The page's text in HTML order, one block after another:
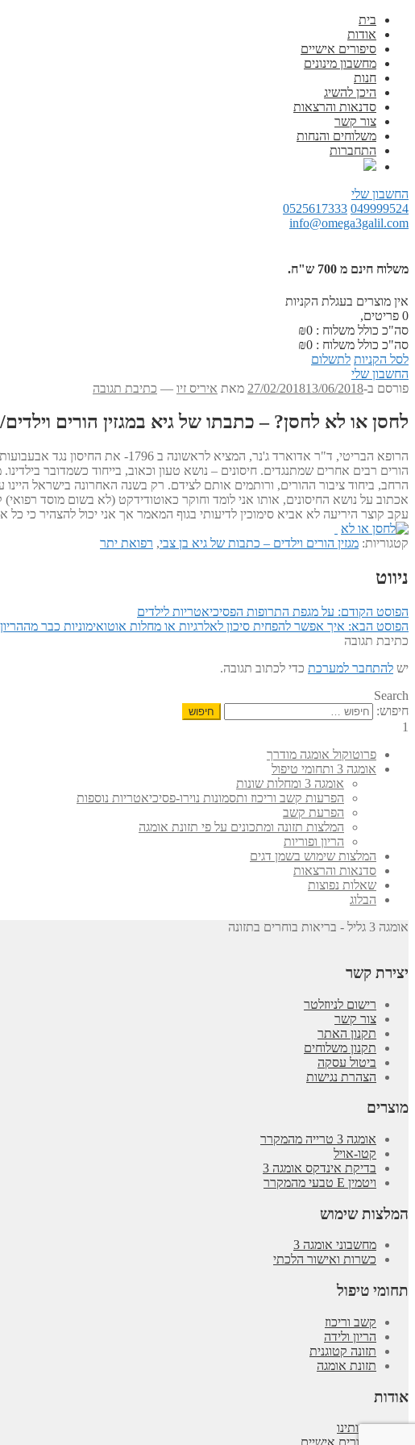
בית
אודות
סיפורים אישיים
מחשבון מינונים
חנות
היכן להשיג
סדנאות והרצאות
צור קשר
משלוחים והנחות
התחברות
החשבון שלי
049999524
0525617333
info@omega3galil.com
משלוח חינם מ 700 ש"ח.
אין מוצרים בעגלת הקניות
0 פריטים,
סה"כ כולל משלוח :
₪0
סה"כ כולל משלוח :
₪0
לסל הקניות לתשלום
החשבון שלי
פורסם ב-
27/02/201813/06/2018 מאת איריס זיו — כתיבת תגובה
לחסן או לא לחסן? – כתבתו של גיא במגזין הורים וילדים/
הרופא הבריטי, ד"ר אדוארד ג'נר,
הורים רבים אחרים שמתנגדים. חיסונים – נושא טעון וכאוב, בייחוד כשמדובר
הרחב, ביחוד ציבור ההורים, ורותמים אותם לצידם. רק בשנה האחרונה בישראל
עקב קוצר היריעה לא אביא סימוכין לדיעותי בגוף המאמר אך אני יכול להצהיר כי כל
קטגוריות: מגזין הורים וילדים – כתבות של גיא בן צבי, רפואת יתר
ניווט
הפוסט הקודם: על מגפת התרופות הפסיכיאטריות לילדים
הפוסט הבא: איך אפשר להפחית סיכון לאלרגיות או מחלות אוטואימוניות כבר
כתיבת תגובה
יש להתחבר למערכת כדי לכתוב תגובה.
Search
חיפוש:
1
פרוטוקול אומגה מודרך
אומגה 3 ותחומי טיפול
אומגה 3 ומחלות שונות
הפרעות קשב וריכוז ותסמונות נוירו-פסיכיאטריות נוספות
הפרעת קשב
המלצות תזונה ומתכונים על פי תזונת אומגה
הריון ופוריות
המלצות שימוש בשמן דגים
סדנאות והרצאות
שאלות נפוצות
הבלוג
אומגה 3 גליל - בריאות בוחרים בתזונה
יצירת קשר
רישום לניוזלטר
צור קשר
תקנון האתר
תקנון משלוחים
ביטול עסקה
הצהרת נגישות
מוצרים
אומגה 3 טרייה מהמקרר
קטו-אויל
בדיקת אינדקס אומגה 3
ויטמין E טבעי מהמקרר
המלצות שימוש
מחשבוני אומגה 3
כשרות ואישור הלכתי
תחומי טיפול
קשב וריכוז
הריון ולידה
תזונה קטוגנית
תזונת אומגה
אודות
אודותינו